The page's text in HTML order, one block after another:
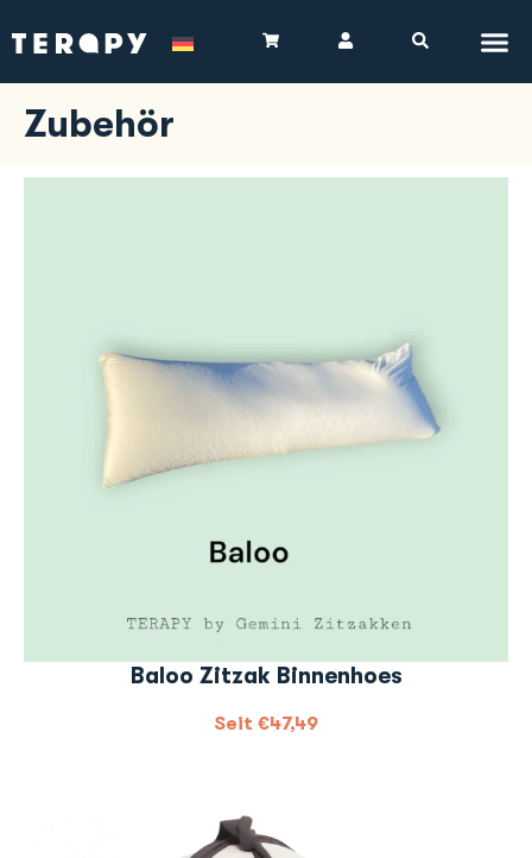
Zubehör
Baloo Zitzak Binnenhoes
Seit €47,49